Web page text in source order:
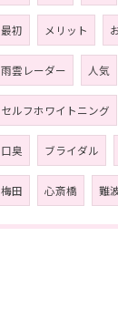
最初 メリット
雨雲レーダー 人気
セルフホワイトニング
口臭 ブライダル
梅田 心斎橋 難